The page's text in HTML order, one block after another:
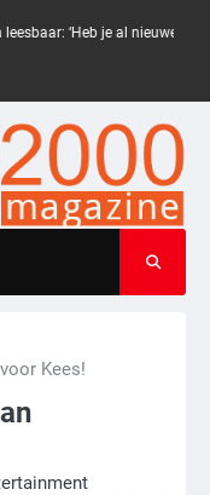
je al nieuwe ongepaste
Kees!